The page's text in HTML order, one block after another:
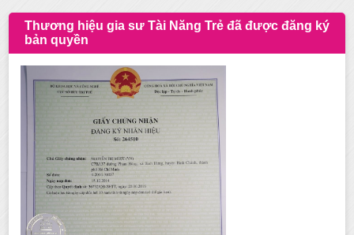
Thương hiệu gia sư Tài Năng Trẻ đã được đăng ký
bản quyền